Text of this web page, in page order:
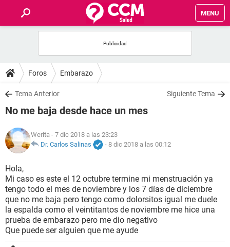
MENU
FOROS
SALUD
NUTRICIÓN
BIENESTAR
SEXUALIDAD
GLOSARIO
Foros Embarazo
Tema Anterior Siguiente Tema
No me baja desde hace un mes
Werita - 7 dic 2018 a las 23:23
Dr. Carlos Salinas
- 8 dic 2018 a las 00:12
Hola,
Mi caso es este el 12 octubre termine mi menstruación ya
tengo todo el mes de noviembre y los 7 días de diciembre
que no me baja pero tengo como dolorsitos igual me duele
la espalda como el veintitantos de noviembre me hice una
prueba de embarazo pero me dio negativo
Que puede ser alguien que me ayude